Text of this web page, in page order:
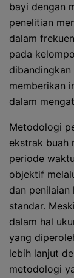
bayi dengan
penelitian
dalam
pada
memberikan
dalam
Metodologi
ekstrak buah
periode
objektif
dan penilaian
standar.
dalam hal
yang
lebih lanjut
metodologi